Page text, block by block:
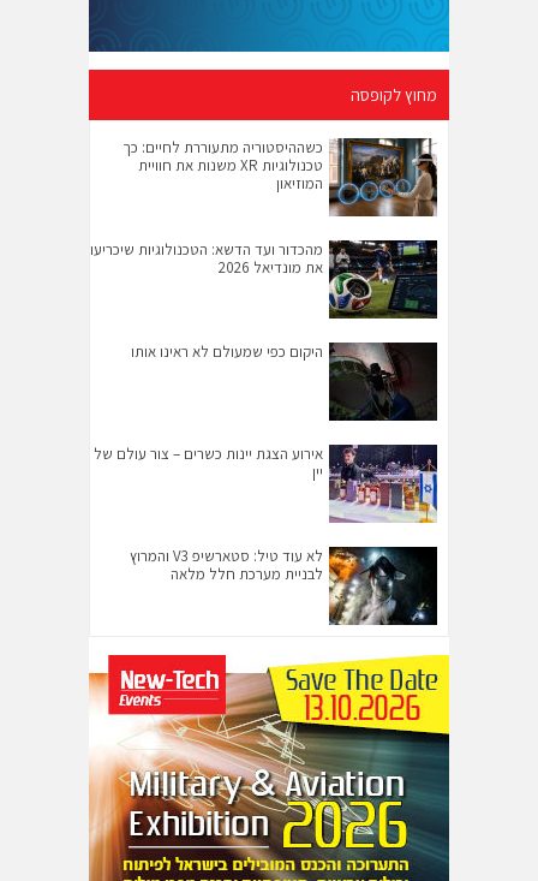
מחוץ לקופסה
כשההיסטוריה מתעוררת לחיים: כך
טכנולוגיות XR משנות את חוויית
המוזיאון
מהכדור ועד הדשא: הטכנולוגיות שיכריעו
את מונדיאל 2026
היקום כפי שמעולם לא ראינו אותו
אירוע הצגת יינות כשרים – צור עולם של
יין
לא עוד טיל: סטארשיפ V3 והמרוץ
לבניית מערכת חלל מלאה